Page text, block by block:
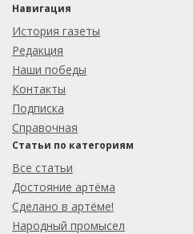
Навигация
История газеты
Редакция
Наши победы
Контакты
Подписка
Справочная
Статьи по категориям
Все статьи
Достояние артёма
Сделано в артёме!
Народный промысел